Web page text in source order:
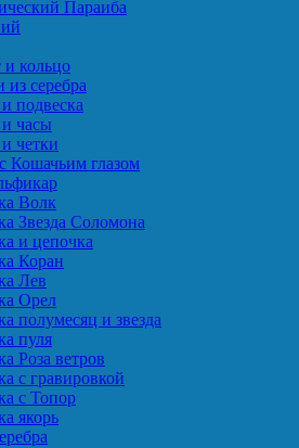
Параиба
и кольцо
из серебра
подвеска
часы
четки
Кошачьим глазом
Волк
Звезда Соломона
и цепочка
Коран
Лев
Орел
полумесяц и звезда
пуля
Роза ветров
с гравировкой
с Топор
якорь